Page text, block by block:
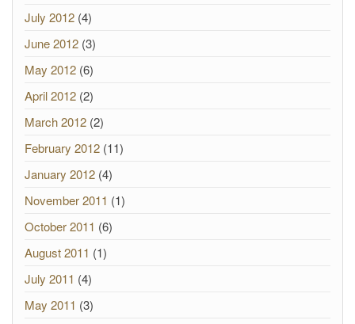
July 2012 (4)
June 2012 (3)
May 2012 (6)
April 2012 (2)
March 2012 (2)
February 2012 (11)
January 2012 (4)
November 2011 (1)
October 2011 (6)
August 2011 (1)
July 2011 (4)
May 2011 (3)